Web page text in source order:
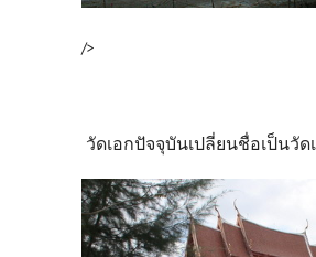
/>
วัดเอกปัจจุบันเปลี่ยนชื่อเป็นวัด